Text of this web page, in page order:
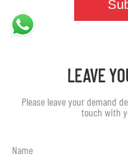
-->
LEAVE
Please leave your demand
touch with
Name